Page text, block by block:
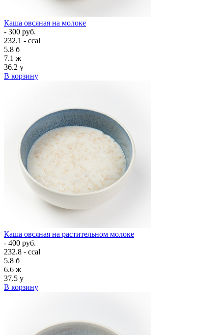
Каша овсяная на молоке
- 300 руб.
232.1 - ccal
5.8 б
7.1 ж
36.2 у
В корзину
Каша овсяная на растительном молоке
- 400 руб.
232.8 - ccal
5.8 б
6.6 ж
37.5 у
В корзину